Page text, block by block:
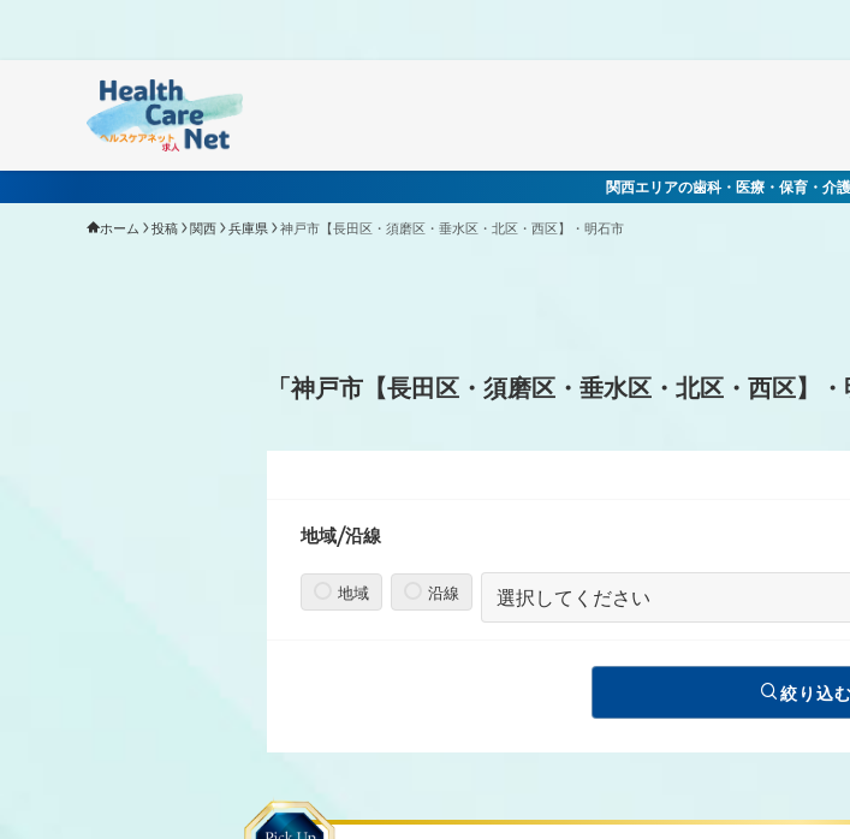
関西エリアの歯科・医療・保育・介
ホーム 投稿 関西 兵庫県 神戸市【長田区・須磨区・垂水区・北区・西区】・明石市
「神戸市【長田区・須磨区・垂水区・北区・西区】
地域/沿線
地域 沿線
絞り込む